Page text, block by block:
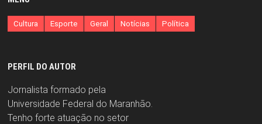
Cultura Esporte Geral Notícias Política
PERFIL DO AUTOR
Jornalista formado pela
Universidade Federal do Maranhão.
Tenho forte atuação no setor